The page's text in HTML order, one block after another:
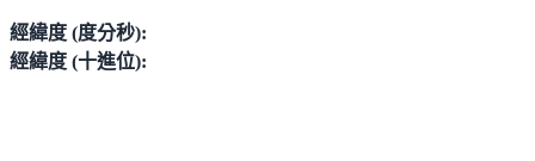
經緯度 (度分秒):
經緯度 (十進位):